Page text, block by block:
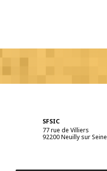
SFSIC
77 rue de Villiers
92200Neuilly sur Seine